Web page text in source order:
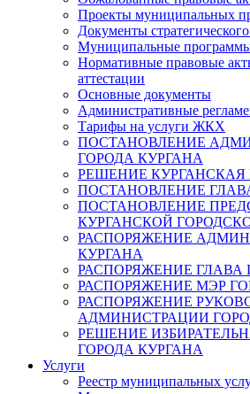
Проекты муниципальных
Документы
Муниципальные
Нормативные правовые
аттестации
Основные документы
Административные
Тарифы на услуги ЖКХ
ПОСТАНОВЛЕНИЕ
ГОРОДА КУРГАНА
РЕШЕНИЕ
ПОСТАНОВЛЕНИЕ
ПОСТАНОВЛЕНИЕ
КУРГАНСКОЙ
РАСПОРЯЖЕНИЕ
КУРГАНА
РАСПОРЯЖЕНИЕ ГЛАВА
РАСПОРЯЖЕНИЕ МЭР
РАСПОРЯЖЕНИЕ
АДМИНИСТРАЦИИ
РЕШЕНИЕ
ГОРОДА КУРГАНА
Услуги
Реестр муниципальных